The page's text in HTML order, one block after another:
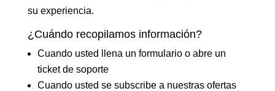
su experiencia.
¿Cuándo recopilamos información?
Cuando usted llena un formulario o abre un
ticket de soporte
Cuando usted se subscribe a nuestras ofertas